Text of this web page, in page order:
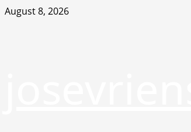
Skip
August 8, 2026